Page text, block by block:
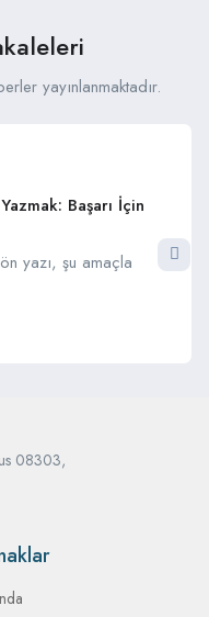
yayınlanmaktadır.
Başarı İçin
yazı, şu amaçla
08303,